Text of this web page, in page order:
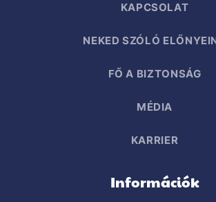
KAPCSOLAT
NEKED SZÓLÓ
FŐ A BIZTONSÁG
MÉDIA
KARRIER
Információk